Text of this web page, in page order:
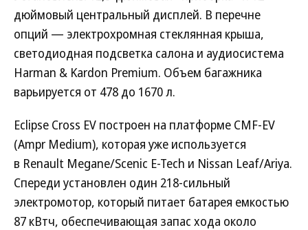
дюймовый центральный дисплей. В перечне
опций — электрохромная стеклянная крыша,
светодиодная подсветка салона и аудиосистема
Harman & Kardon Premium. Объем багажника
варьируется от 478 до 1670 л.
Eclipse Cross EV построен на платформе CMF-EV
(Ampr Medium), которая уже используется
в Renault Megane/Scenic E-Tech и Nissan Leaf/Ariya.
Спереди установлен один 218-сильный
электромотор, который питает батарея емкостью
87 кВтч, обеспечивающая запас хода около